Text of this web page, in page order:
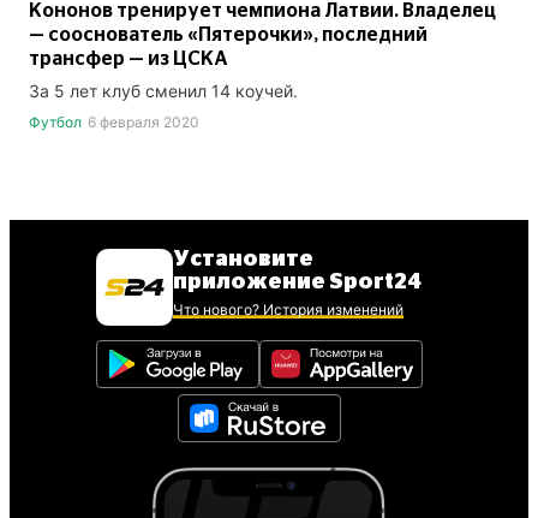
Кононов тренирует чемпиона Латвии. Владелец
— сооснователь «Пятерочки», последний
трансфер — из ЦСКА
За 5 лет клуб сменил 14 коучей.
Футбол 6 февраля 2020
Установите
приложение Sport24
Что нового? История изменений